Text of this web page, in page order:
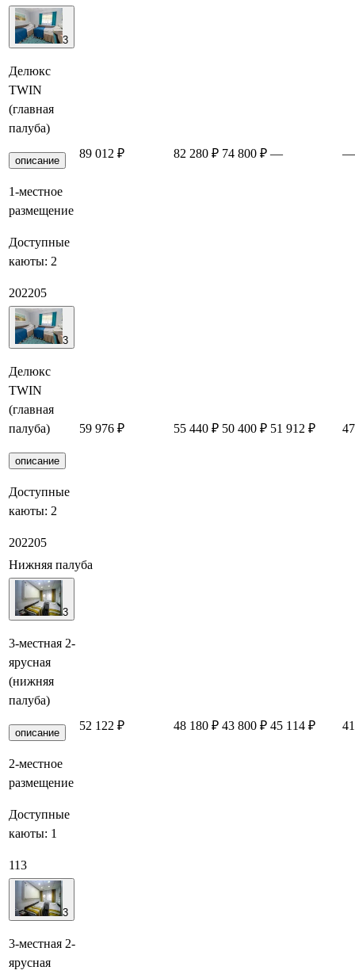
3
Делюкс
TWIN
(главная
палуба)
описание
1-местное
размещение
Доступные
каюты: 2
202205
89 012 ₽ 82 280 ₽ 74 800 ₽ — —
3
Делюкс
TWIN
(главная
палуба)
описание
Доступные
каюты: 2
202205
59 976 ₽ 55 440 ₽ 50 400 ₽ 51 912 ₽
Нижняя палуба
3
3-местная 2-
ярусная
(нижняя
палуба)
описание
2-местное
размещение
Доступные
каюты: 1
113
52 122 ₽ 48 180 ₽ 43 800 ₽ 45 114 ₽
3
3-местная 2-
ярусная